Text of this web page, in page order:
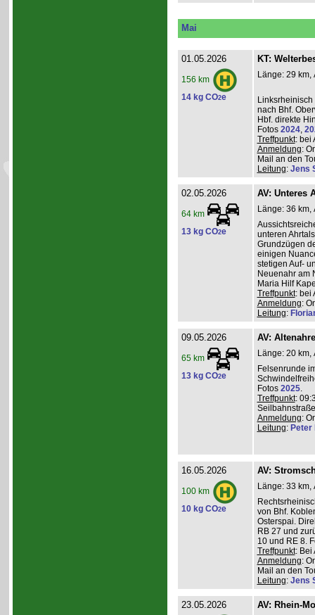
Mai
01.05.2026
156 km
14 kg CO2e
KT:
Länge: 29 km,
nach Bhf.
Hbf. direkte
Fotos 2024,
Treffpunkt: bei
Anmeldung:
Mail an den
Leitung: Jens
02.05.2026
64 km
13 kg CO2e
AV: Unteres
Länge: 36 km,
unteren
Grundzügen
einigen
stetigen Auf-
Neuenahr am
Maria Hilf
Treffpunkt: bei
Anmeldung:
Leitung:
09.05.2026
65 km
13 kg CO2e
AV:
Länge: 20 km,
Felsenrunde
Fotos 2025.
Treffpunkt:
Anmeldung:
Leitung: Peter
16.05.2026
100 km
10 kg CO2e
AV:
Länge: 33 km,
von Bhf.
Osterspai.
RB 27 und
10 und RE 8.
Treffpunkt: Bei
Anmeldung:
Mail an den
Leitung: Jens
23.05.2026 AV: Rhein-